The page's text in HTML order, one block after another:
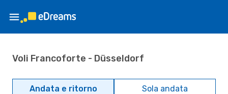
Voli Francoforte - Düsseldorf
Andata e ritorno Sola andata